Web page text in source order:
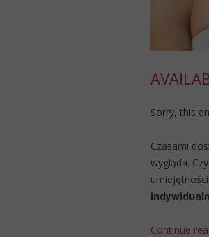
Sorry, this
Czasami
wygląda.
Continue